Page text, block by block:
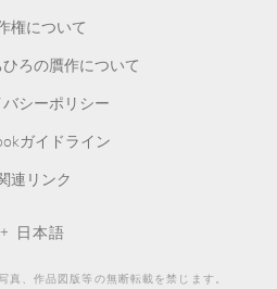
権について
ろの贋作について
シーポリシー
ガイドライン
連リンク
日本語
真、作品図版等の無断転載を禁じます。